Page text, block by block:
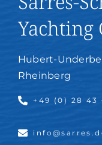
Yachting
Hubert-
Rheinberg
+49 (0) 28 43